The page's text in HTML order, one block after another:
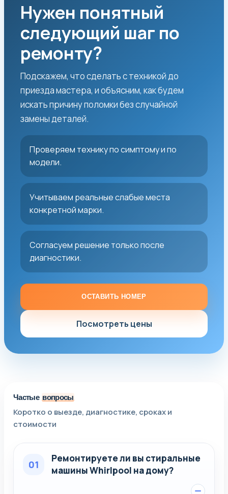
Нужен понятный
следующий шаг по
ремонту?
Подскажем, что сделать с техникой до
приезда мастера, и объясним, как будем
искать причину поломки без случайной
замены деталей.
Проверяем технику по симптому и по
модели.
Учитываем реальные слабые места
конкретной марки.
Согласуем решение только после
диагностики.
ОСТАВИТЬ НОМЕР
Посмотреть цены
Частые вопросы
Коротко о выезде, диагностике, сроках и
стоимости
01
Ремонтируете ли вы стиральные
машины Whirlpool на дому?